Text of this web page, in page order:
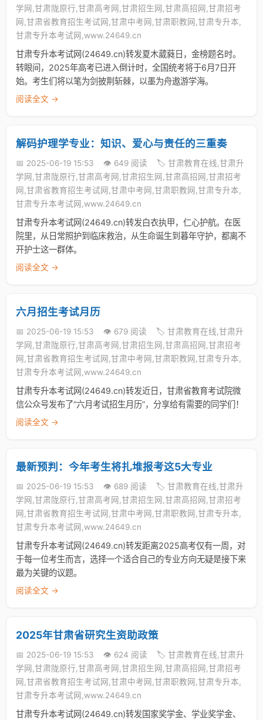
学网,甘肃陇原行,甘肃高考网,甘肃招生网,甘肃高招网,甘肃招考
网,甘肃省教育招生考试网,甘肃中考网,甘肃职教网,甘肃专升本,
甘肃专升本考试网,www.24649.cn
甘肃专升本考试网(24649.cn)转发夏木葳蕤日，金榜题名时。
转眼间，2025年高考已进入倒计时，全国统考将于6月7日开
始。考生们将以笔为剑披荆斩棘，以墨为舟遨游学海。
阅读全文 →
解码护理学专业：知识、爱心与责任的三重奏
📅 2025-06-19 15:53 👁️ 649 阅读
🏷️ 甘肃教育在线,甘肃升
学网,甘肃陇原行,甘肃高考网,甘肃招生网,甘肃高招网,甘肃招考
网,甘肃省教育招生考试网,甘肃中考网,甘肃职教网,甘肃专升本,
甘肃专升本考试网,www.24649.cn
甘肃专升本考试网(24649.cn)转发白衣执甲，仁心护航。在医
院里，从日常照护到临床救治，从生命诞生到暮年守护，都离不
开护士这一群体。
阅读全文 →
六月招生考试月历
📅 2025-06-19 15:53 👁️ 679 阅读
🏷️ 甘肃教育在线,甘肃升
学网,甘肃陇原行,甘肃高考网,甘肃招生网,甘肃高招网,甘肃招考
网,甘肃省教育招生考试网,甘肃中考网,甘肃职教网,甘肃专升本,
甘肃专升本考试网,www.24649.cn
甘肃专升本考试网(24649.cn)转发近日，甘肃省教育考试院微
信公众号发布了“六月考试招生月历”，分享给有需要的同学们！
阅读全文 →
最新预判：今年考生将扎堆报考这5大专业
📅 2025-06-19 15:53 👁️ 689 阅读
🏷️ 甘肃教育在线,甘肃升
学网,甘肃陇原行,甘肃高考网,甘肃招生网,甘肃高招网,甘肃招考
网,甘肃省教育招生考试网,甘肃中考网,甘肃职教网,甘肃专升本,
甘肃专升本考试网,www.24649.cn
甘肃专升本考试网(24649.cn)转发距离2025高考仅有一周，对
于每一位考生而言，选择一个适合自己的专业方向无疑是接下来
最为关键的议题。
阅读全文 →
2025年甘肃省研究生资助政策
📅 2025-06-19 15:53 👁️ 624 阅读
🏷️ 甘肃教育在线,甘肃升
学网,甘肃陇原行,甘肃高考网,甘肃招生网,甘肃高招网,甘肃招考
网,甘肃省教育招生考试网,甘肃中考网,甘肃职教网,甘肃专升本,
甘肃专升本考试网,www.24649.cn
甘肃专升本考试网(24649.cn)转发国家奖学金、学业奖学金、